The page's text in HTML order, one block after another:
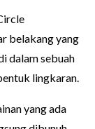
belakang yang
dalam sebuah
lingkaran.
yang ada